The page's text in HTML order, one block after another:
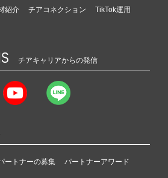
紹介 チアコネクション
TikTok運用
チアキャリアからの発信
ートナーの募集 パートナーアワード